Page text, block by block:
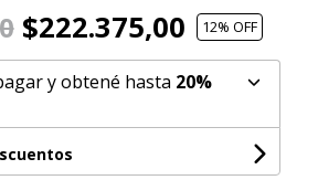
$222.375,00 12% OFF
y obtené hasta 20%